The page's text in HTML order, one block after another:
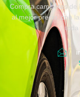
Compra camisetas de
al mejor precio, con
toda